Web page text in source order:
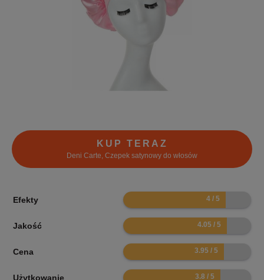
KUP TERAZ
Deni Carte, Czepek satynowy do włosów
Efekty 8
Jakość 8.1
Cena 7.9
Użytkowanie 7.6